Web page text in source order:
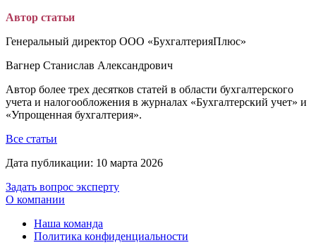
Автор статьи
Генеральный директор ООО «БухгалтерияПлюс»
Вагнер Станислав Александрович
Автор более трех десятков статей в области бухгалтерского
учета и налогообложения в журналах «Бухгалтерский учет» и
«Упрощенная бухгалтерия».
Все статьи
Дата публикации: 10 марта 2026
Задать вопрос эксперту
О компании
Наша команда
Политика конфиденциальности